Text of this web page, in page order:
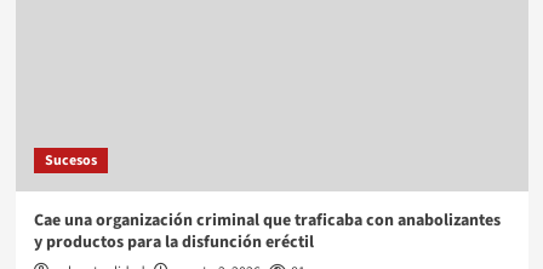
Sucesos
Cae una organización criminal que traficaba con anabolizantes
y productos para la disfunción eréctil